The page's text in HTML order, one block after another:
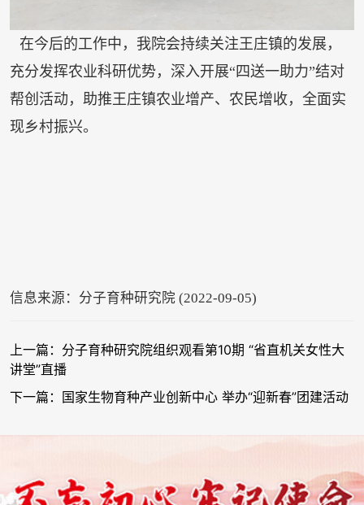
在今后的工作中，我院会持续关注王庄镇的发展，
充分发挥农业科研优势，深入开展“四送一助力”结对
帮创活动，助推王庄镇农业增产、农民增收，全面实
现乡村振兴。
信息来源：分子育种研究院 (2022-09-05)
上一篇：分子育种研究院组织观看第10期 “省直机关女性大
讲堂”直播
下一篇：国家生物育种产业创新中心 举办“迎新春”团建活动